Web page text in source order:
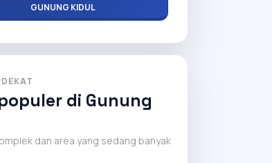
GUNUNG KIDUL
di Gunung
dan area yang sedang banyak